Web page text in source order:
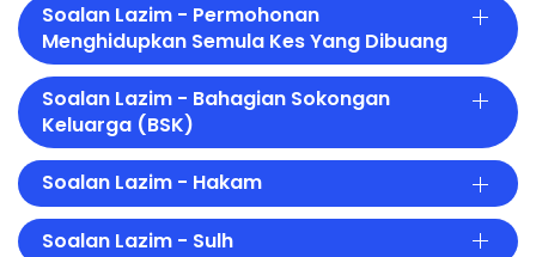
Soalan Lazim - Permohonan
Menghidupkan Semula Kes Yang Dibuang
Soalan Lazim - Bahagian Sokongan
Keluarga (BSK)
Soalan Lazim - Hakam
Soalan Lazim - Sulh